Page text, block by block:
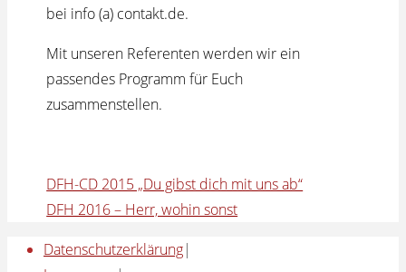
bei info (a) contakt.de.
Mit unseren Referenten werden wir ein
passendes Programm für Euch
zusammenstellen.
DFH-CD 2015 „Du gibst dich mit uns ab“
DFH 2016 – Herr, wohin sonst
Datenschutzerklärung|